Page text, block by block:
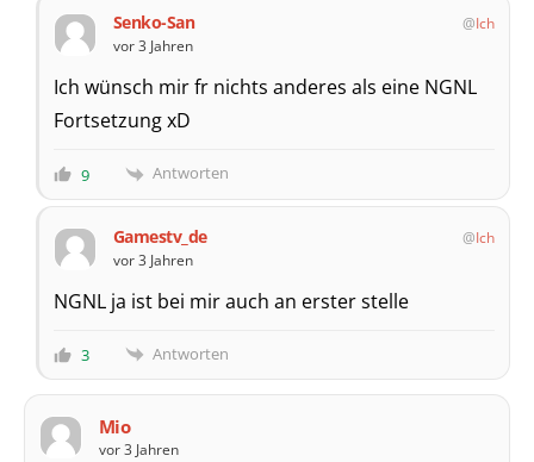
Senko-San
Ich
vor 3 Jahren
Ich wünsch mir fr nichts anderes als eine NGNL
Fortsetzung xD
9 Antworten
Gamestv_de
Ich
vor 3 Jahren
NGNL ja ist bei mir auch an erster stelle
3 Antworten
Mio
vor 3 Jahren